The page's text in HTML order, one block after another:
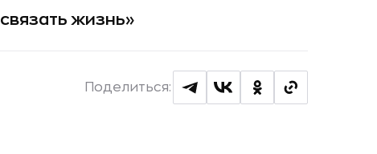
жизнь»
Поделиться: